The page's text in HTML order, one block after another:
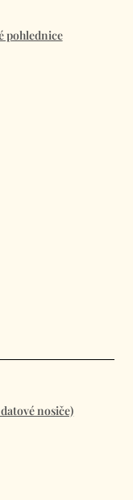
pohlednice
nosiče)